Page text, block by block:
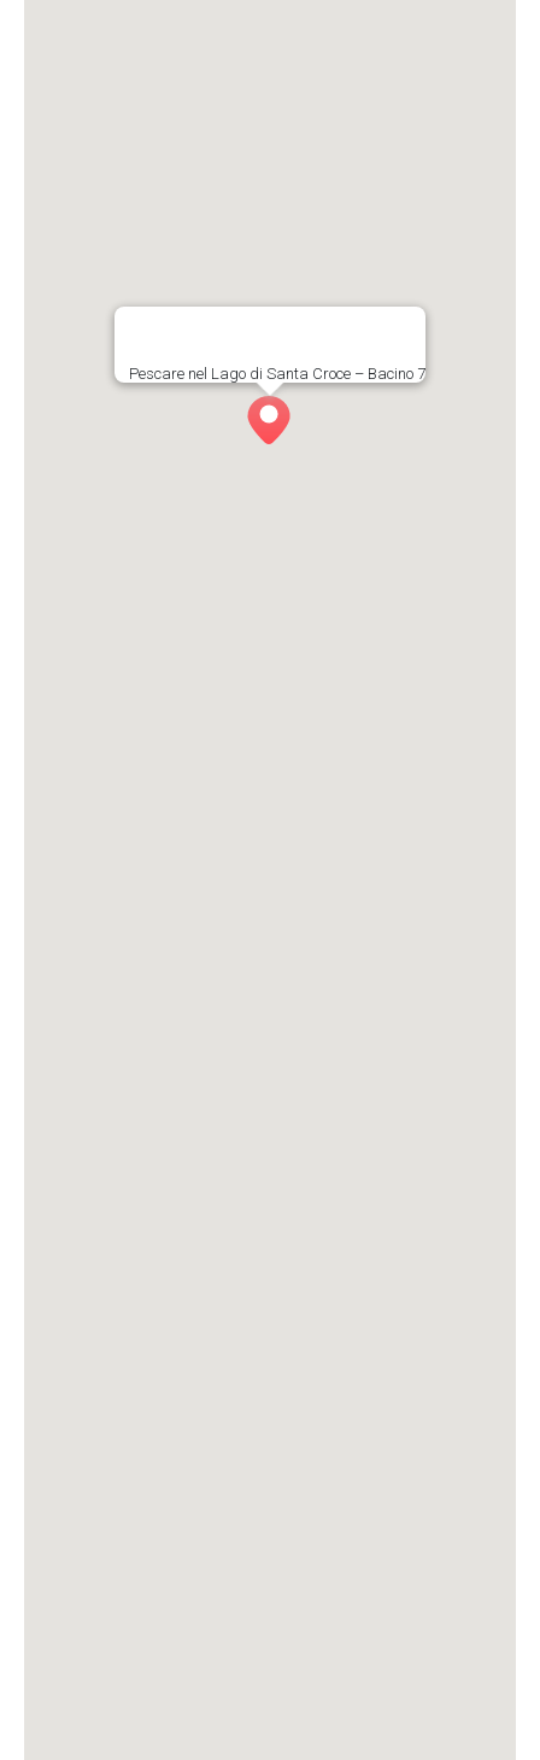
Pescare nel Lago di Santa Croce – Bacino 7